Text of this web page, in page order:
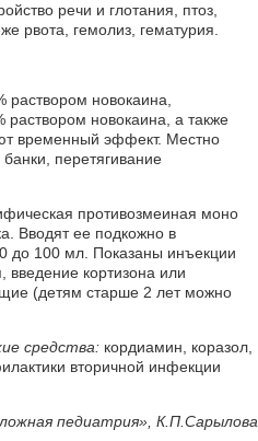
речи и глотания, птоз,
рвота, гемолиз, гематурия.
раствором новокаина,
раствором новокаина, а также
временный эффект. Местно
перетягивание
противозмеиная моно
Вводят ее подкожно в
до 100 мл. Показаны инъекции
введение кортизона или
(детям старше 2 лет можно
средства: кордиамин, коразол,
вторичной инфекции
педиатрия», К.П.Сарылова